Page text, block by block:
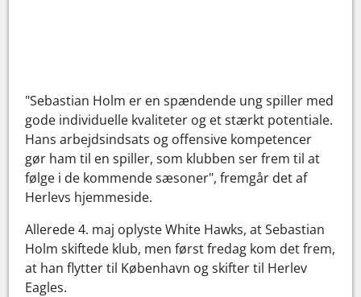
"Sebastian Holm er en spændende ung spiller med
gode individuelle kvaliteter og et stærkt potentiale.
Hans arbejdsindsats og offensive kompetencer
gør ham til en spiller, som klubben ser frem til at
følge i de kommende sæsoner", fremgår det af
Herlevs hjemmeside.
Allerede 4. maj oplyste White Hawks, at Sebastian
Holm skiftede klub, men først fredag kom det frem,
at han flytter til København og skifter til Herlev
Eagles.